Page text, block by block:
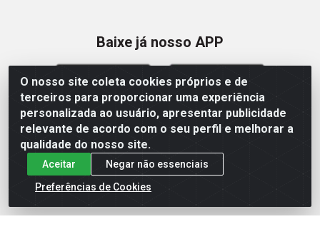
O nosso site coleta cookies próprios e de
terceiros para proporcionar uma experiência
personalizada ao usuário, apresentar publicidade
relevante de acordo com o seu perfil e melhorar a
qualidade do nosso site.
Aceitar
Negar não essenciais
Preferências de Cookies
Baixe já nosso APP
Site Seguro